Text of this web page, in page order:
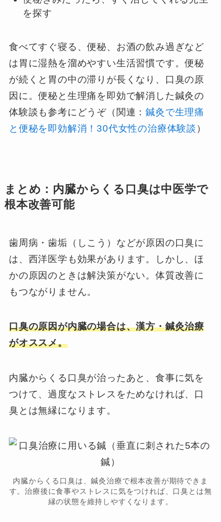
を探す
食べてすぐ寝る、便秘、お酒の飲み過ぎなど
は胃に湿熱を溜めやすい生活習慣です。便秘
が続くと胃の中の滞りが長くなり、口臭の原
因に。便秘と生理痛を即効で解消した鍼灸の
体験談も参考にどうぞ（関連：鍼灸で生理痛
と便秘を即効解消！30代女性の治療体験談 ）
まとめ：内臓からくる口臭は中医学で
根本改善可能
歯周病・歯垢（しこう）などが原因の口臭に
は、西洋医学も効果があります。しかし、ほ
かの原因のときは解決策がない。体質改善に
もつながりません。
口臭の原因が内臓の場合は、漢方・鍼灸治療
がオススメ。
内臓からくる口臭が治ったあと、食事に気を
つけて、過度なストレスをためなければ、口
臭とは無縁になります。
内臓からくる口臭は、鍼灸治療で根本改善が期待できま
す。治療後に食事やストレスに気をつければ、口臭とは無
縁の状態を維持しやすくなります。